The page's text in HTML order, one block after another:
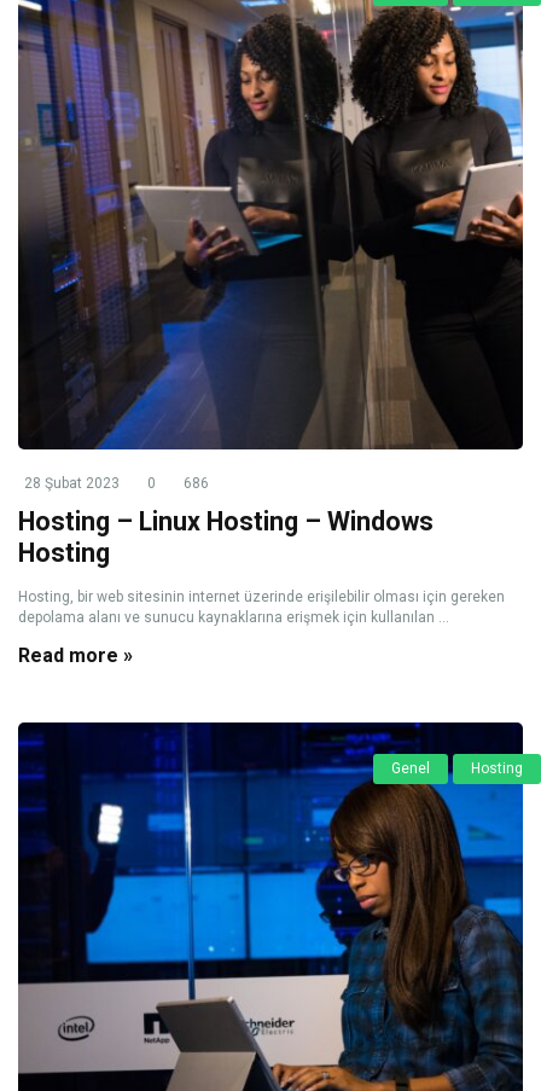
28 Şubat 2023 0 686
Hosting – Linux Hosting – Windows
Hosting
Hosting, bir web sitesinin internet üzerinde erişilebilir olması için gereken
depolama alanı ve sunucu kaynaklarına erişmek için kullanılan ...
Read more »
Genel Hosting